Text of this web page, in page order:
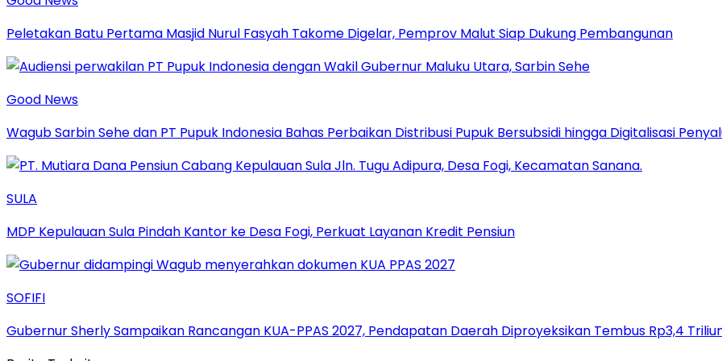
Peletakan Batu Pertama Masjid Nurul Fasyah Takome Digelar, Pemprov Malut Siap Dukung Pembangunan
Good News
Wagub Sarbin Sehe dan PT Pupuk Indonesia Bahas Perbaikan Distribusi Pupuk Bersubsidi hingga Digitalisasi
SULA
MDP Kepulauan Sula Pindah Kantor ke Desa Fogi, Perkuat Layanan Kredit Pensiun
SOFIFI
Gubernur Sherly Sampaikan Rancangan KUA-PPAS 2027, Pendapatan Daerah Diproyeksikan Tembus Rp3,4